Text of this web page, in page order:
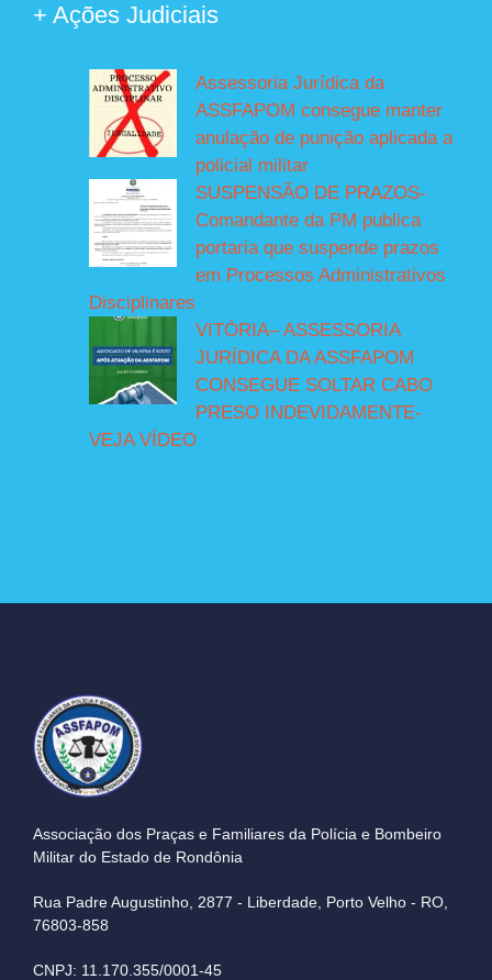
+ Ações Judiciais
Assessoria Jurídica da
ASSFAPOM consegue manter
anulação de punição aplicada a
policial militar
SUSPENSÃO DE PRAZOS-
Comandante da PM publica
portaria que suspende prazos
em Processos Administrativos
Disciplinares
VITÓRIA– ASSESSORIA
JURÍDICA DA ASSFAPOM
CONSEGUE SOLTAR CABO
PRESO INDEVIDAMENTE-
VEJA VÍDEO
Associação dos Praças e Familiares da Polícia e Bombeiro
Militar do Estado de Rondônia
Rua Padre Augustinho, 2877 - Liberdade, Porto Velho - RO,
76803-858
CNPJ: 11.170.355/0001-45